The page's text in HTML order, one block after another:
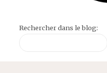
Rechercher dans le blog: